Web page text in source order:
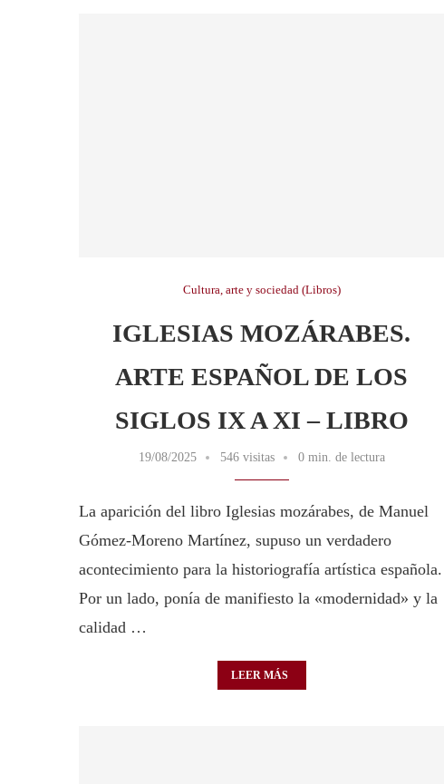
Cultura, arte y sociedad (Libros)
IGLESIAS MOZÁRABES.
ARTE ESPAÑOL DE LOS
SIGLOS IX A XI – LIBRO
19/08/2025 546 visitas 0 min. de lectura
La aparición del libro Iglesias mozárabes, de Manuel
Gómez-Moreno Martínez, supuso un verdadero
acontecimiento para la historiografía artística española.
Por un lado, ponía de manifiesto la «modernidad» y la
calidad …
LEER MÁS